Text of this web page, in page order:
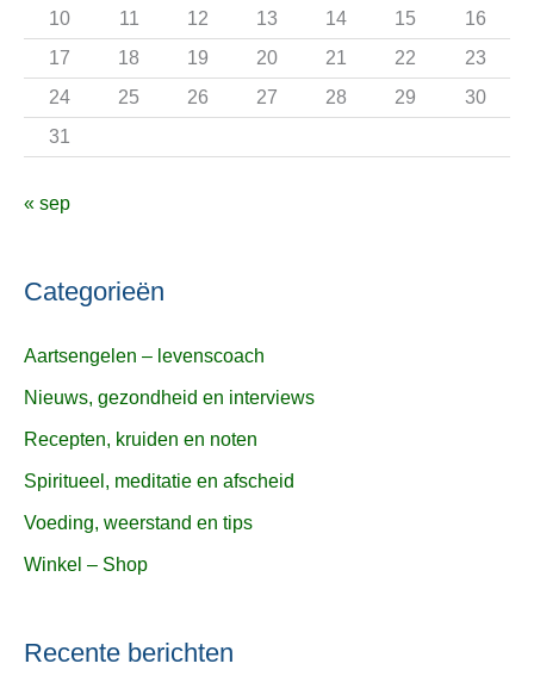
:
10 11 12 13 14 15
16
17
18 19 20 21 22
23
24
25 26 27 28 29
30
31
« sep
Categorieën
Aartsengelen – levenscoach
Nieuws, gezondheid en interviews
Recepten, kruiden en noten
Spiritueel, meditatie en afscheid
Voeding, weerstand en tips
Winkel – Shop
Recente berichten